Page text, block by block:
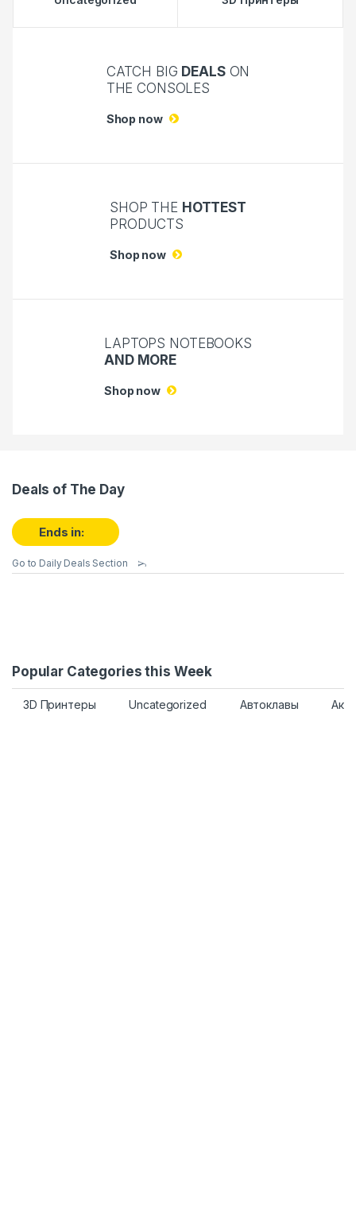
CATCH BIG DEALSON
THE CONSOLES
Shop now
SHOP THE HOTTEST
PRODUCTS
Shop now
LAPTOPS NOTEBOOKS
AND MORE
Shop now
Deals of The Day
Ends in:
Go to Daily Deals Section
Popular Categories this Week
3D Принтеры Uncategorized Автоклавы